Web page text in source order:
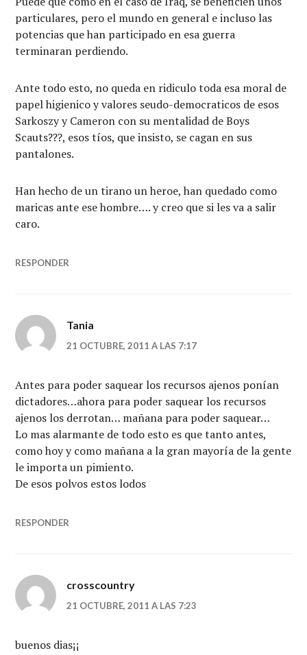
particulares, pero el mundo en general e incluso las
potencias que han participado en esa guerra
terminaran perdiendo.
Ante todo esto, no queda en ridiculo toda esa moral de
papel higienico y valores seudo-democraticos de esos
Sarkoszy y Cameron con su mentalidad de Boys
Scauts???, esos tíos, que insisto, se cagan en sus
pantalones.
Han hecho de un tirano un heroe, han quedado como
maricas ante ese hombre…. y creo que si les va a salir
caro.
RESPONDER
Tania
21 OCTUBRE, 2011 A LAS 7:17
Antes para poder saquear los recursos ajenos ponían
dictadores…ahora para poder saquear los recursos
ajenos los derrotan… mañana para poder saquear…
Lo mas alarmante de todo esto es que tanto antes,
como hoy y como mañana a la gran mayoría de la gente
le importa un pimiento.
De esos polvos estos lodos
RESPONDER
crosscountry
21 OCTUBRE, 2011 A LAS 7:23
buenos dias¡¡